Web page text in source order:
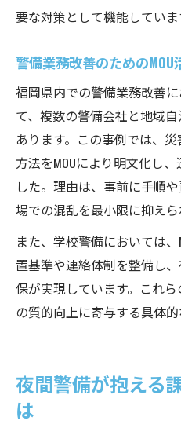
要な対策として機能していま
警備業務改善のためのMOU
福岡県内での警備業務改善に
て、複数の警備会社と地域
あります。この事例では、
方法をMOUにより明文化し
した。理由は、事前に手順
場での混乱を最小限に抑えら
また、学校警備においては
置基準や連絡体制を整備し
保が実現しています。これ
の質的向上に寄与する具体
夜間警備が抱える
は